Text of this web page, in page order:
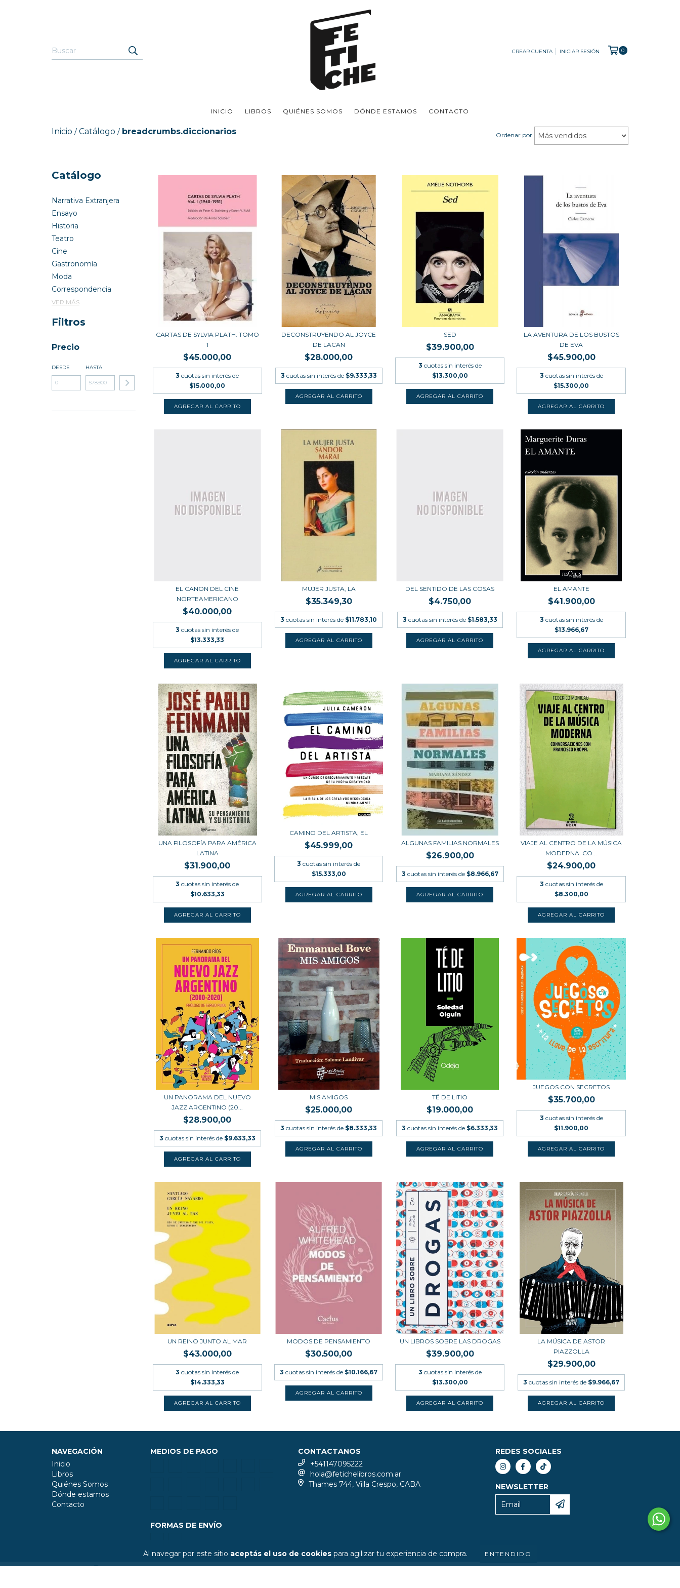
Al navegar por este sitio aceptás el uso de cookies para agilizar tu experiencia de compra. ENTENDIDO
CREAR CUENTA INICIAR SESIÓN 0
INICIO LIBROS QUIÉNES SOMOS DÓNDE ESTAMOS CONTACTO
Inicio / Catálogo / breadcrumbs.diccionarios Ordenar por
Catálogo
Narrativa Extranjera
Ensayo
Historia
Teatro
Cine
Gastronomía
Moda
Correspondencia
VER MÁS
Filtros
Precio
DESDE HASTA
CARTAS DE SYLVIA PLATH. TOMO
1
$45.000,00
3 cuotas sin interés de
$15.000,00
DECONSTRUYENDO AL JOYCE
DE LACAN
$28.000,00
3 cuotas sin interés de $9.333,33
SED
$39.900,00
3 cuotas sin interés de
$13.300,00
LA AVENTURA DE LOS BUSTOS
DE EVA
$45.900,00
3 cuotas sin interés de
$15.300,00
EL CANON DEL CINE
NORTEAMERICANO
$40.000,00
3 cuotas sin interés de
$13.333,33
MUJER JUSTA, LA
$35.349,30
3 cuotas sin interés de $11.783,10
DEL SENTIDO DE LAS COSAS
$4.750,00
3 cuotas sin interés de $1.583,33
EL AMANTE
$41.900,00
3 cuotas sin interés de
$13.966,67
UNA FILOSOFÍA PARA AMÉRICA
LATINA
$31.900,00
3 cuotas sin interés de
$10.633,33
CAMINO DEL ARTISTA, EL
$45.999,00
3 cuotas sin interés de
$15.333,00
ALGUNAS FAMILIAS NORMALES
$26.900,00
3 cuotas sin interés de $8.966,67
VIAJE AL CENTRO DE LA MÚSICA
MODERNA. CO...
$24.900,00
3 cuotas sin interés de
$8.300,00
UN PANORAMA DEL NUEVO
JAZZ ARGENTINO (20...
$28.900,00
3 cuotas sin interés de $9.633,33
MIS AMIGOS
$25.000,00
3 cuotas sin interés de $8.333,33
TÉ DE LITIO
$19.000,00
3 cuotas sin interés de $6.333,33
JUEGOS CON SECRETOS
$35.700,00
3 cuotas sin interés de
$11.900,00
UN REINO JUNTO AL MAR
$43.000,00
3 cuotas sin interés de
$14.333,33
MODOS DE PENSAMIENTO
$30.500,00
3 cuotas sin interés de $10.166,67
UN LIBROS SOBRE LAS DROGAS
$39.900,00
3 cuotas sin interés de
$13.300,00
LA MÚSICA DE ASTOR
PIAZZOLLA
$29.900,00
3 cuotas sin interés de $9.966,67
NAVEGACIÓN
Inicio
Libros
Quiénes Somos
Dónde estamos
Contacto
MEDIOS DE PAGO
CONTACTANOS
+541147095222
hola@fetichelibros.com.ar
Thames 744, Villa Crespo, CABA
REDES SOCIALES
NEWSLETTER